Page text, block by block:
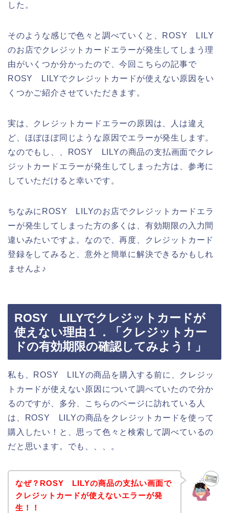
した。
そのような感じで色々と調べていくと、ROSY LILY
のお店でクレジットカードエラーが発生してしまう理
由がいくつか分かったので、今回こちらの記事で
ROSY LILYでクレジットカードが使えない原因をい
くつかご紹介させていただきます。
実は、クレジットカードエラーの原因は、人は違え
ど、ほぼほぼ同じような原因でエラーが発生します。
なのでもし、、ROSY LILYの商品の支払画面でクレ
ジットカードエラーが発生してしまった方は、参考に
していただけると幸いです。
ちなみにROSY LILYのお店でクレジットカードエラ
ーが発生してしまった方の多くは、有効期限の入力間
違いみたいですよ。なので、再度、クレジットカード
登録をしてみると、意外と簡単に解決できるかもしれ
ませんよ♪
ROSY LILYでクレジットカードが
使えない理由１．「クレジットカー
ドの有効期限の確認してみよう！」
私も、ROSY LILYの商品を購入する前に、クレジッ
トカードが使えない原因について調べていたので分か
るのですが、多分、こちらのページに訪れている人
は、ROSY LILYの商品をクレジットカードを使って
購入したい！と、思って色々と検索して調べているの
だと思います。でも、、、。
なぜ？ROSY LILYの商品の支払い画面で
クレジットカードが使えないエラーが発
生！！